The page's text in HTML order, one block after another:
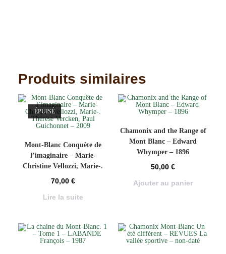
Produits similaires
ÉPUISÉ
Mont-Blanc Conquête de
l’imaginaire – Marie-
Christine Vellozzi, Marie-.
70,00 €
Lire la suite
Chamonix and the Range of
Mont Blanc – Edward
Whymper – 1896
50,00€
Ajouter au panier